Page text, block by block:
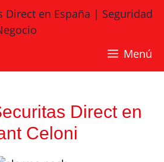
Menú
Direct en
Celoni